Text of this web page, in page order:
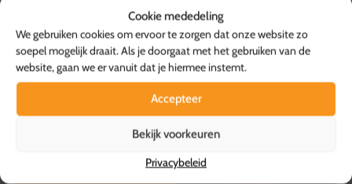
Cookie mededeling
We gebruiken cookies om ervoor te zorgen dat onze website zo
soepel mogelijk draait. Als je doorgaat met het gebruiken van de
website, gaan we er vanuit dat je hiermee instemt.
Accepteer
Bekijk voorkeuren
Privacybeleid
compleet
verzorgde
BBQdoor van
Guilik BBQ &